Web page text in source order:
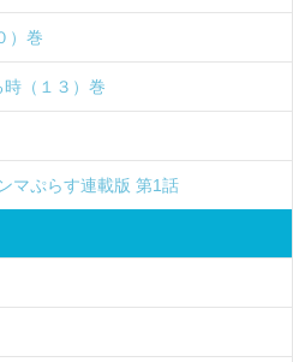
）巻
（１３）巻
マぷらす連載版 第1話